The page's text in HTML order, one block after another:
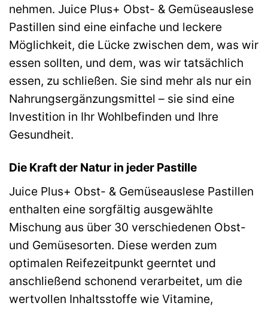
nehmen. Juice Plus+ Obst- & Gemüseauslese
Pastillen sind eine einfache und leckere
Möglichkeit, die Lücke zwischen dem, was wir
essen sollten, und dem, was wir tatsächlich
essen, zu schließen. Sie sind mehr als nur ein
Nahrungsergänzungsmittel – sie sind eine
Investition in Ihr Wohlbefinden und Ihre
Gesundheit.
Die Kraft der Natur in jeder Pastille
Juice Plus+ Obst- & Gemüseauslese Pastillen
enthalten eine sorgfältig ausgewählte
Mischung aus über 30 verschiedenen Obst-
und Gemüsesorten. Diese werden zum
optimalen Reifezeitpunkt geerntet und
anschließend schonend verarbeitet, um die
wertvollen Inhaltsstoffe wie Vitamine,